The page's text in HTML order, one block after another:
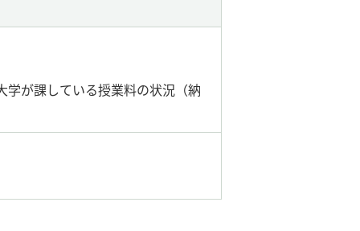
が課している授業料の状況（納